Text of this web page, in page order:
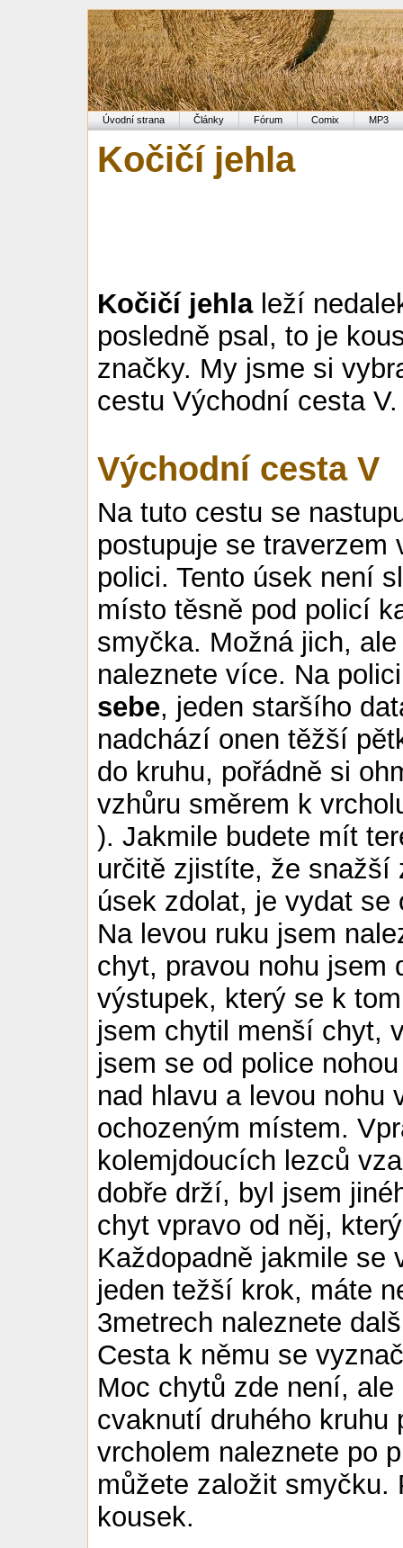
Úvodní strana Články Fórum Comix MP3
Kočičí jehla
Kočičí jehlaleží
posledně psal, to je
značky. My jsme si
cestu Východní cesta V.
Východní cesta V
Na tuto cestu se
postupuje se traverzem
polici. Tento úsek není
místo těsně pod policí
smyčka. Možná jich,
naleznete více. Na
sebe, jeden staršího
nadchází onen těžší
do kruhu, pořádně si
vzhůru směrem k
). Jakmile budete mít
určitě zjistíte, že snažší
úsek zdolat, je vydat
Na levou ruku jsem
chyt, pravou nohu jsem
výstupek, který se k
jsem chytil menší chyt,
jsem se od police
nad hlavu a levou nohu
ochozeným místem.
kolemjdoucích lezců
dobře drží, byl jsem
chyt vpravo od něj,
Každopadně jakmile se
jeden težší krok, máte
3metrech naleznete
Cesta k němu se
Moc chytů zde není,
cvaknutí druhého kruhu
vrcholem naleznete po
můžete založit smyčku.
kousek.